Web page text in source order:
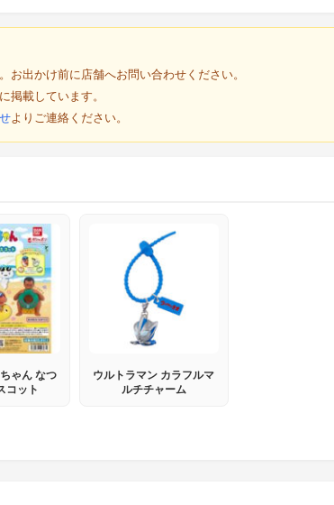
出かけ前に店舗へお問い合わせください。
掲載しています。
よりご連絡ください。
ゃん なつ
コット
ウルトラマン カラフルマ
ルチチャーム